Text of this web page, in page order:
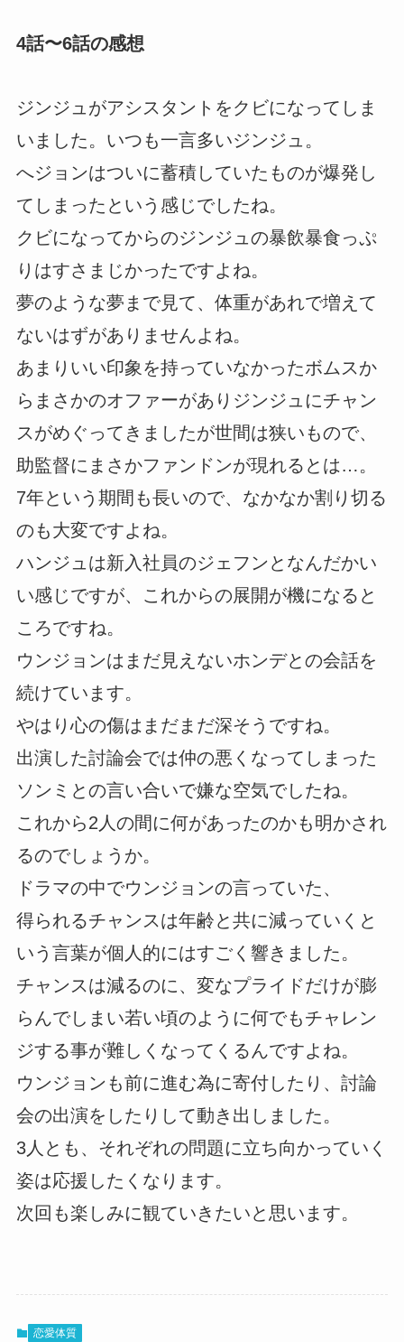
4話〜6話の感想
ジンジュがアシスタントをクビになってしま
いました。いつも一言多いジンジュ。
へジョンはついに蓄積していたものが爆発し
てしまったという感じでしたね。
クビになってからのジンジュの暴飲暴食っぷ
りはすさまじかったですよね。
夢のような夢まで見て、体重があれで増えて
ないはずがありませんよね。
あまりいい印象を持っていなかったボムスか
らまさかのオファーがありジンジュにチャン
スがめぐってきましたが世間は狭いもので、
助監督にまさかファンドンが現れるとは…。
7年という期間も長いので、なかなか割り切る
のも大変ですよね。
ハンジュは新入社員のジェフンとなんだかい
い感じですが、これからの展開が機になると
ころですね。
ウンジョンはまだ見えないホンデとの会話を
続けています。
やはり心の傷はまだまだ深そうですね。
出演した討論会では仲の悪くなってしまった
ソンミとの言い合いで嫌な空気でしたね。
これから2人の間に何があったのかも明かされ
るのでしょうか。
ドラマの中でウンジョンの言っていた、
得られるチャンスは年齢と共に減っていくと
いう言葉が個人的にはすごく響きました。
チャンスは減るのに、変なプライドだけが膨
らんでしまい若い頃のように何でもチャレン
ジする事が難しくなってくるんですよね。
ウンジョンも前に進む為に寄付したり、討論
会の出演をしたりして動き出しました。
3人とも、それぞれの問題に立ち向かっていく
姿は応援したくなります。
次回も楽しみに観ていきたいと思います。
恋愛体質